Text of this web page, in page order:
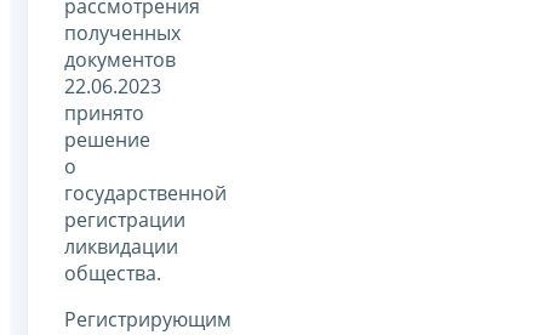
рассмотрения
полученных
документов
22.06.2023
принято
решение
о
государственной
регистрации
ликвидации
общества.
Регистрирующим